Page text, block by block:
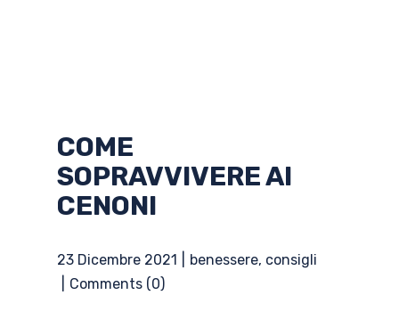
COME
SOPRAVVIVERE AI
CENONI
23 Dicembre 2021 benessere, consigli
Comments (0)